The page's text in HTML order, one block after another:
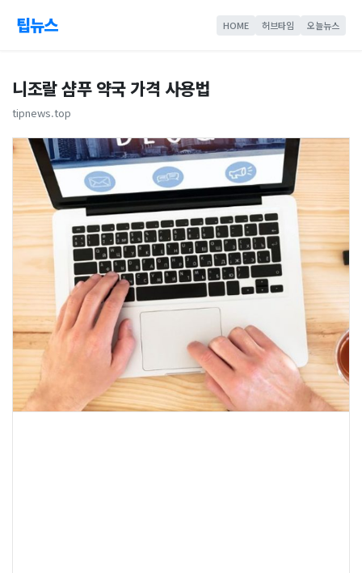
팁뉴스 HOME 허브타임 오늘뉴스
니조랄 샴푸 약국 가격 사용법
tipnews.top